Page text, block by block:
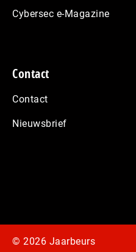
Cybersec e-Magazine
Contact
Contact
Nieuwsbrief
© 2026 Jaarbeurs